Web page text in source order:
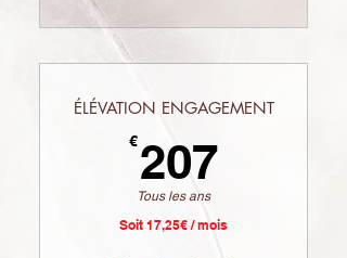
ÉLÉVATION ENGAGEMENT
€207
Tous les ans
Soit 17,25€ / mois